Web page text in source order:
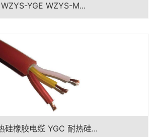
WZYS-YGE WZYS-M...
硅橡胶电缆 YGC 耐热硅...